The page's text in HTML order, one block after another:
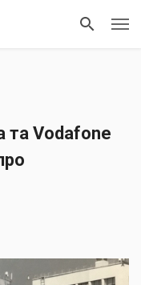
та Vodafone